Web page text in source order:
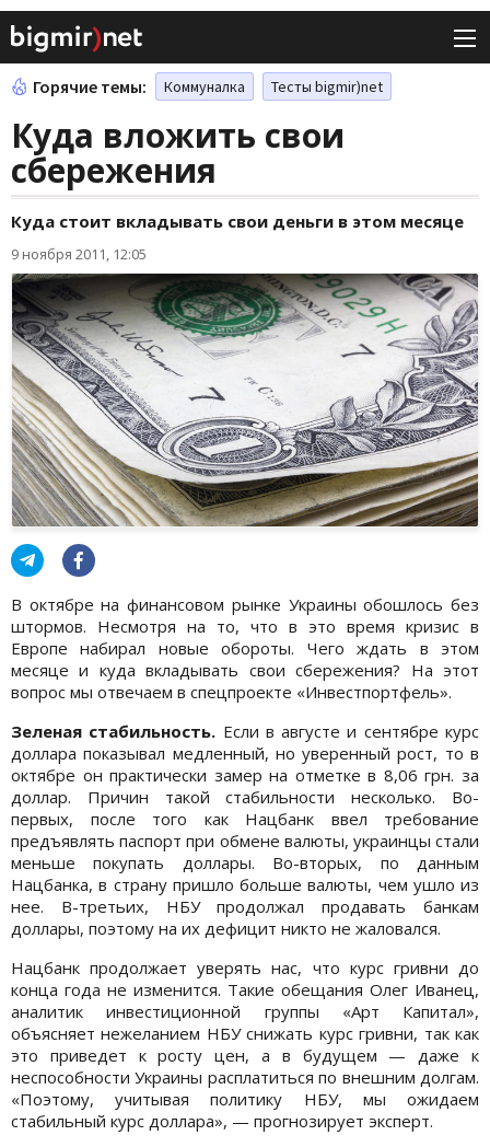
Горячие темы: Коммуналка Тесты bigmir)net
Куда вложить свои
сбережения
Куда стоит вкладывать свои деньги в этом месяце
9 ноября 2011, 12:05
В октябре на финансовом рынке Украины обошлось без
штормов. Несмотря на то, что в это время кризис в
Европе набирал новые обороты. Чего ждать в этом
месяце и куда вкладывать свои сбережения? На этот
вопрос мы отвечаем в спецпроекте «Инвестпортфель».
Зеленая стабильность. Если в августе и сентябре курс
доллара показывал медленный, но уверенный рост, то в
октябре он практически замер на отметке в 8,06 грн. за
доллар. Причин такой стабильности несколько. Во-
первых, после того как Нацбанк ввел требование
предъявлять паспорт при обмене валюты, украинцы стали
меньше покупать доллары. Во-вторых, по данным
Нацбанка, в страну пришло больше валюты, чем ушло из
нее. В-третьих, НБУ продолжал продавать банкам
доллары, поэтому на их дефицит никто не жаловался.
Нацбанк продолжает уверять нас, что курс гривни до
конца года не изменится. Такие обещания Олег Иванец,
аналитик инвестиционной группы «Арт Капитал»,
объясняет нежеланием НБУ снижать курс гривни, так как
это приведет к росту цен, а в будущем — даже к
неспособности Украины расплатиться по внешним долгам.
«Поэтому, учитывая политику НБУ, мы ожидаем
стабильный курс доллара», — прогнозирует эксперт.